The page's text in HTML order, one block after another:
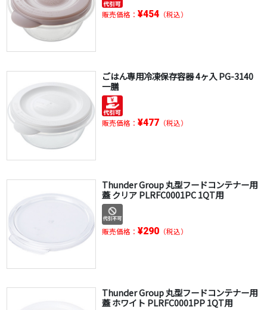
販売価格： ¥454（税込）
ごはん専用冷凍保存容器 4ヶ入 PG-3140
一膳
販売価格： ¥477（税込）
Thunder Group 丸型フードコンテナー用
蓋 クリア PLRFC0001PC 1QT用
販売価格： ¥290（税込）
Thunder Group 丸型フードコンテナー用
蓋 ホワイト PLRFC0001PP 1QT用